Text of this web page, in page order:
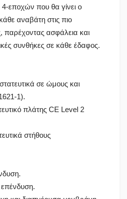
εποχών που θα γίνει ο
αναβάτη στις πιο
παρέχοντας ασφάλεια και
συνθήκες σε κάθε έδαφος.
σε ώμους και
1).
πλάτης CE Level 2
στήθους